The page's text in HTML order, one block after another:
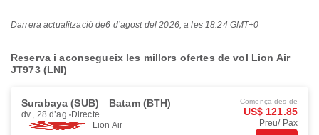
Darrera actualització de6 d’agost del 2026, a les 18:24 GMT+0
Reserva i aconsegueix les millors ofertes de vol Lion Air
JT973 (LNI)
Surabaya (SUB) Batam (BTH)
dv., 28 d’ag. Directe
Lion Air
Comença des de
US$ 121.85
Preu/ Pax